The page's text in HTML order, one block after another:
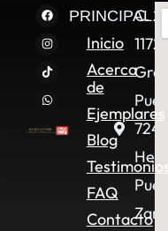
PRINCIPAL
Inicio
Acerca
de
Ejemplares
Blog
FAQ
Contacto
C. 2